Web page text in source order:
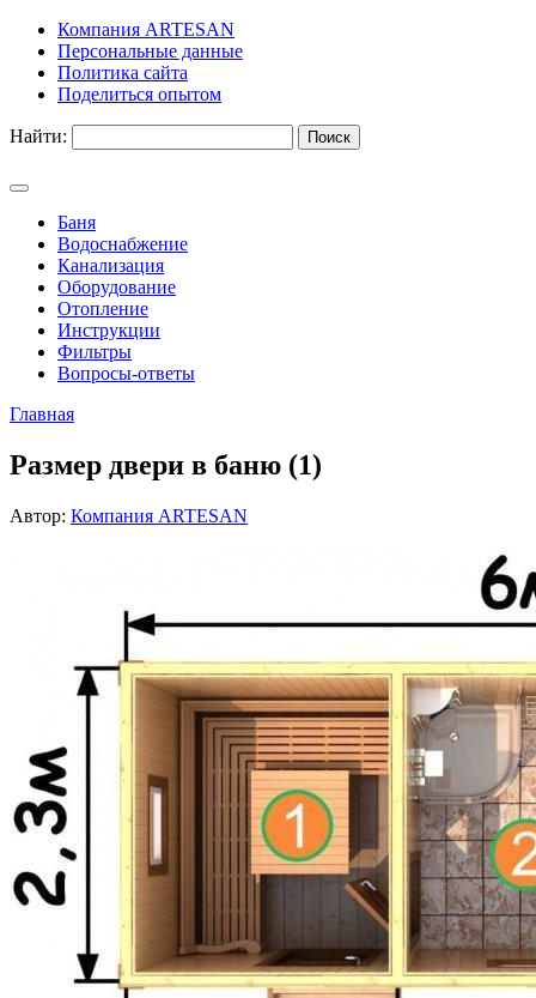
Компания ARTESAN
Персональные данные
Политика сайта
Поделиться опытом
Найти:
Баня
Водоснабжение
Канализация
Оборудование
Отопление
Инструкции
Фильтры
Вопросы-ответы
Главная
Размер двери в баню (1)
Автор: Компания ARTESAN